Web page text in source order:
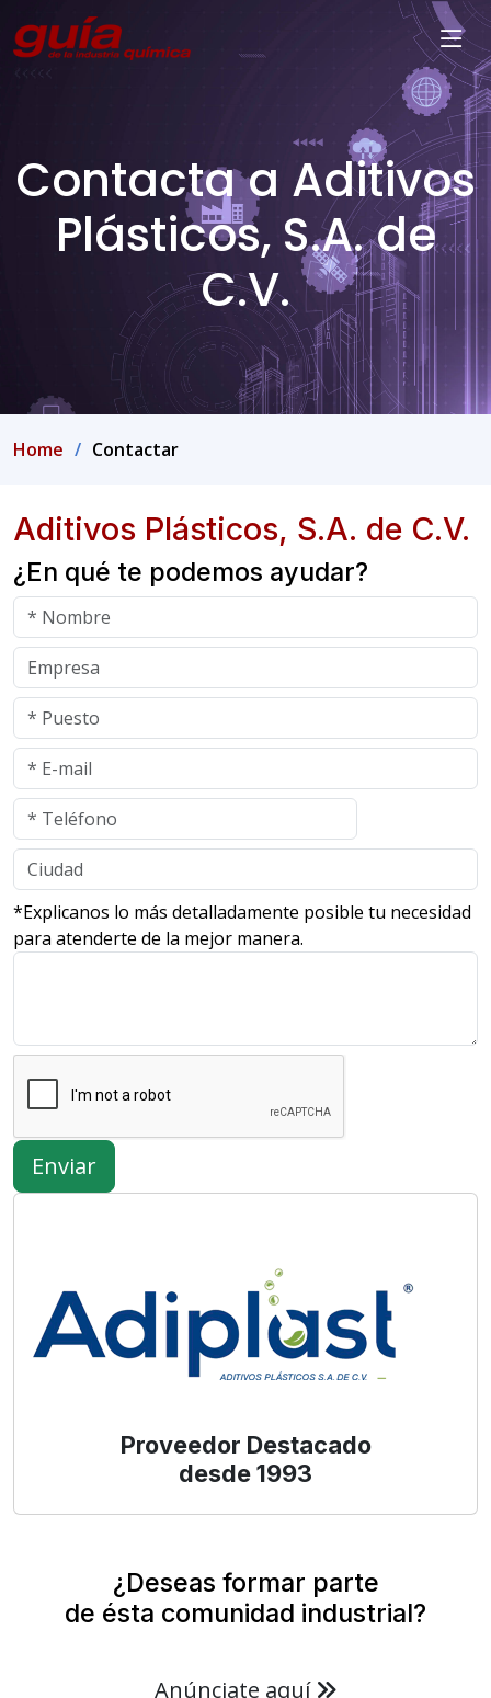
Contacta a Aditivos
Plásticos, S.A. de
C.V.
Home Contactar
Aditivos Plásticos, S.A. de C.V.
¿En qué te podemos ayudar?
*Explicanos lo más detalladamente posible tu necesidad
para atenderte de la mejor manera.
Enviar
Proveedor Destacado
desde 1993
¿Deseas formar parte
de ésta comunidad industrial?
Anúnciate aquí